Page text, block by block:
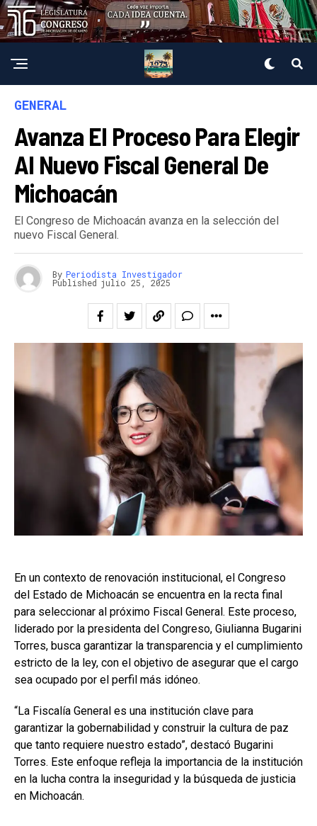
GENERAL
Avanza El Proceso Para Elegir
Al Nuevo Fiscal General De
Michoacán
El Congreso de Michoacán avanza en la selección del
nuevo Fiscal General.
By Periodista Investigador
Published julio 25, 2025
En un contexto de renovación institucional, el Congreso
del Estado de Michoacán se encuentra en la recta final
para seleccionar al próximo Fiscal General. Este proceso,
liderado por la presidenta del Congreso, Giulianna Bugarini
Torres, busca garantizar la transparencia y el cumplimiento
estricto de la ley, con el objetivo de asegurar que el cargo
sea ocupado por el perfil más idóneo.
“La Fiscalía General es una institución clave para
garantizar la gobernabilidad y construir la cultura de paz
que tanto requiere nuestro estado”, destacó Bugarini
Torres. Este enfoque refleja la importancia de la institución
en la lucha contra la inseguridad y la búsqueda de justicia
en Michoacán.